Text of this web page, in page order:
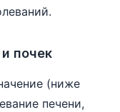
почек
(ниже
печени,